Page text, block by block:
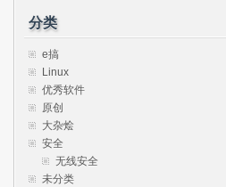
分类
e搞
Linux
优秀软件
原创
大杂烩
安全
无线安全
未分类